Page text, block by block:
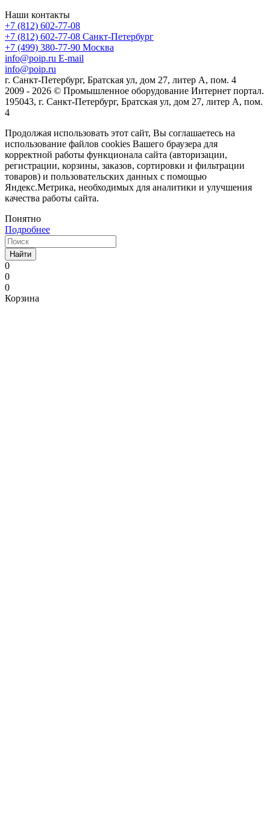
Наши контакты
+7 (812) 602-77-08
+7 (812) 602-77-08 Санкт-Петербург
+7 (499) 380-77-90 Москва
info@poip.ru E-mail
info@poip.ru
г. Санкт-Петербург, Братская ул, дом 27, литер А, пом. 4
2009 - 2026 © Промышленное оборудование Интернет портал.
195043, г. Санкт-Петербург, Братская ул, дом 27, литер А, пом.
4
Продолжая использовать этот сайт, Вы соглашаетесь на
использование файлов cookies Вашего браузера для
корректной работы функционала сайта (авторизации,
регистрации, корзины, заказов, сортировки и фильтрации
товаров) и пользовательских данных с помощью
Яндекс.Метрика, необходимых для аналитики и улучшения
качества работы сайта.
Понятно
Подробнее
Найти
0
0
0
Корзина